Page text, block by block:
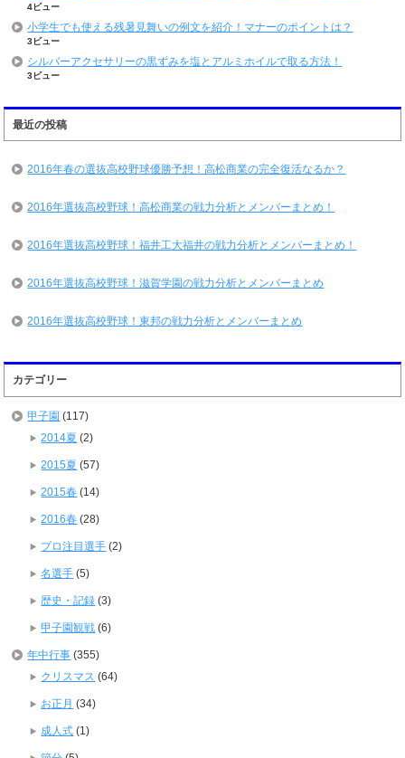
4ビュー
小学生でも使える残暑見舞いの例文を紹介！マナーのポイントは？
3ビュー
シルバーアクセサリーの黒ずみを塩とアルミホイルで取る方法！
3ビュー
最近の投稿
2016年春の選抜高校野球優勝予想！高松商業の完全復活なるか？
2016年選抜高校野球！高松商業の戦力分析とメンバーまとめ！
2016年選抜高校野球！福井工大福井の戦力分析とメンバーまとめ！
2016年選抜高校野球！滋賀学園の戦力分析とメンバーまとめ
2016年選抜高校野球！東邦の戦力分析とメンバーまとめ
カテゴリー
甲子園 (117)
2014夏 (2)
2015夏 (57)
2015春 (14)
2016春 (28)
プロ注目選手 (2)
名選手 (5)
歴史・記録 (3)
甲子園観戦 (6)
年中行事 (355)
クリスマス (64)
お正月 (34)
成人式 (1)